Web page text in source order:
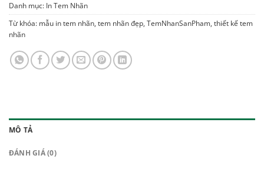
Danh mục: In Tem Nhãn
Từ khóa: mẫu in tem nhãn, tem nhãn đẹp, TemNhanSanPham, thiết kế tem
nhãn
MÔ TẢ
ĐÁNH GIÁ (0)